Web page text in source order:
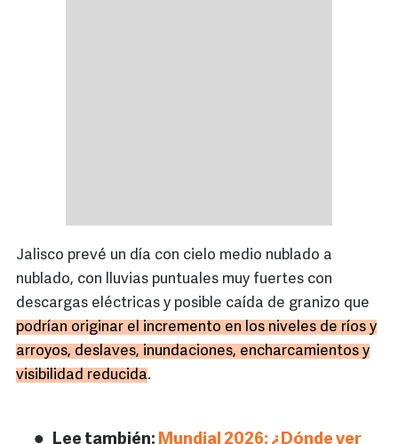
Jalisco prevé un día con cielo medio nublado a
nublado, con lluvias puntuales muy fuertes con
descargas eléctricas y posible caída de granizo que
podrían originar el incremento en los niveles de ríos y
arroyos, deslaves, inundaciones, encharcamientos y
visibilidad reducida.
Lee también: Mundial 2026: ¿Dónde ver